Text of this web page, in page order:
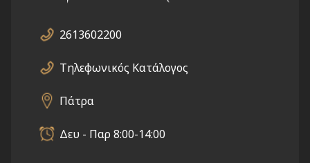
2613602200
Τηλεφωνικός Κατάλογος
Πάτρα
Δευ - Παρ 8:00-14:00